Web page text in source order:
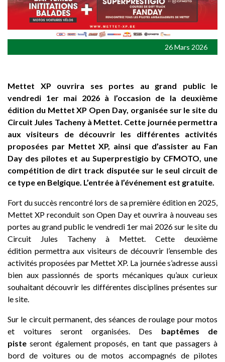
26 Mars 2026
Mettet XP ouvrira ses portes au grand public le
vendredi 1er mai 2026 à l’occasion de la deuxième
édition du Mettet XP Open Day, organisée sur le site du
Circuit Jules Tacheny à Mettet. Cette journée permettra
aux visiteurs de découvrir les différentes activités
proposées par Mettet XP, ainsi que d’assister au Fan
Day des pilotes et au Superprestigio by CFMOTO, une
compétition de dirt track disputée sur le seul circuit de
ce type en Belgique. L’entrée à l’événement est gratuite.
Fort du succès rencontré lors de sa première édition en 2025,
Mettet XP reconduit son Open Day et ouvrira à nouveau ses
portes au grand public le vendredi 1er mai 2026 sur le site du
Circuit Jules Tacheny à Mettet. Cette deuxième
édition permettra aux visiteurs de découvrir l’ensemble des
activités proposées par Mettet XP. La journée s’adresse aussi
bien aux passionnés de sports mécaniques qu’aux curieux
souhaitant découvrir les différentes disciplines présentes sur
le site.
Sur le circuit permanent, des séances de roulage pour motos
et voitures seront organisées. Des baptêmes de
piste seront également proposés, en tant que passagers à
bord de voitures ou de motos accompagnés de pilotes